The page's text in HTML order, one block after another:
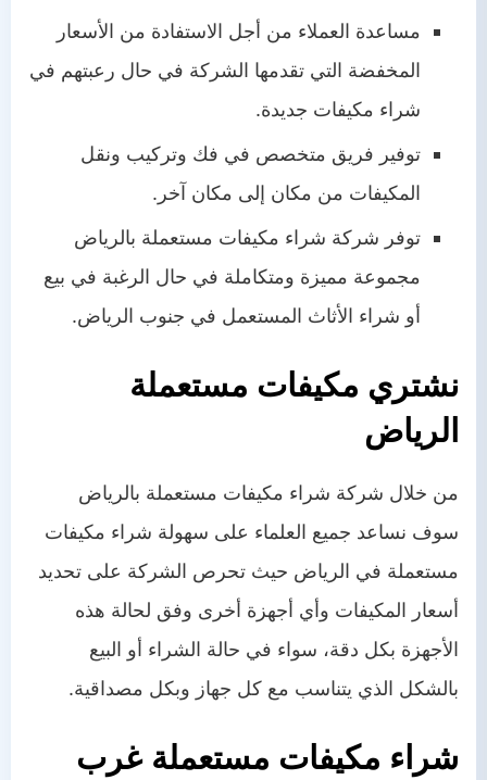
مساعدة العملاء من أجل الاستفادة من الأسعار
المخفضة التي تقدمها الشركة في حال رعبتهم في
شراء مكيفات جديدة.
توفير فريق متخصص في فك وتركيب ونقل
المكيفات من مكان إلى مكان آخر.
توفر شركة شراء مكيفات مستعملة بالرياض
مجموعة مميزة ومتكاملة في حال الرغبة في بيع
أو شراء الأثاث المستعمل في جنوب الرياض.
نشتري مكيفات مستعملة
الرياض
من خلال شركة شراء مكيفات مستعملة بالرياض
سوف نساعد جميع العلماء على سهولة شراء مكيفات
مستعملة في الرياض حيث تحرص الشركة على تحديد
أسعار المكيفات وأي أجهزة أخرى وفق لحالة هذه
الأجهزة بكل دقة، سواء في حالة الشراء أو البيع
بالشكل الذي يتناسب مع كل جهاز وبكل مصداقية.
شراء مكيفات مستعملة غرب